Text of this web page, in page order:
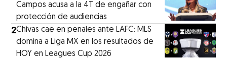
Campos acusa a la 4T de engañar con
protección de audiencias
2Chivas cae en penales ante LAFC: MLS
domina a Liga MX en los resultados de
HOY en Leagues Cup 2026